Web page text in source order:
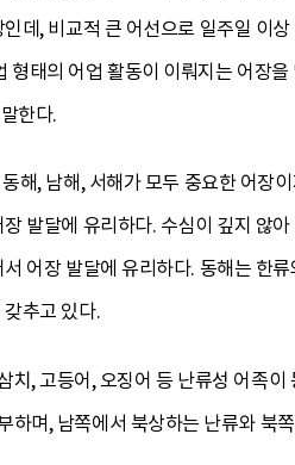
데, 비교적 큰 어선으로 일주일 이
태의 어업 활동이 이뤄지는 어장을
한다.
해, 남해, 서해가 모두 중요한 어장
발달에 유리하다. 수심이 깊지 않아
어장 발달에 유리하다. 동해는 한
추고 있다.
, 고등어, 오징어 등 난류성 어족이
며, 남쪽에서 북상하는 난류와 북